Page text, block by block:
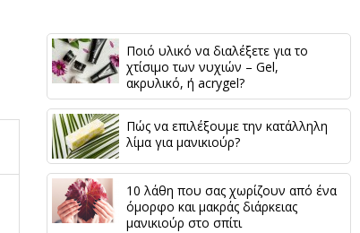
Ποιό υλικό να διαλέξετε για το
χτίσιμο των νυχιών – Gel,
ακρυλικό, ή acrygel?
Πώς να επιλέξουμε την κατάλληλη
λίμα για μανικιούρ?
10 λάθη που σας χωρίζουν από ένα
όμορφο και μακράς διάρκειας
μανικιούρ στο σπίτι